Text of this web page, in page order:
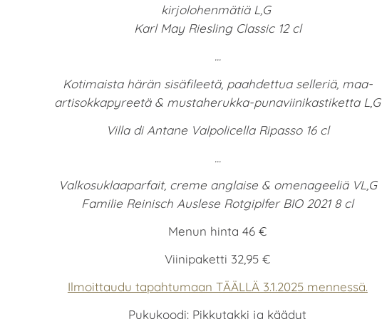
kirjolohenmätiä L,G
Karl May Riesling Classic 12 cl
...
Kotimaista härän sisäfileetä, paahdettua selleriä, maa-
artisokkapyreetä & mustaherukka-punaviinikastiketta L,G
Villa di Antane Valpolicella Ripasso 16 cl
...
Valkosuklaaparfait, creme anglaise & omenageeliä VL,G
Familie Reinisch Auslese Rotgiplfer BIO 2021 8 cl
Menun hinta 46 €
Viinipaketti 32,95 €
Ilmoittaudu tapahtumaan TÄÄLLÄ 3.1.2025 mennessä.
Pukukoodi: Pikkutakki ja käädyt